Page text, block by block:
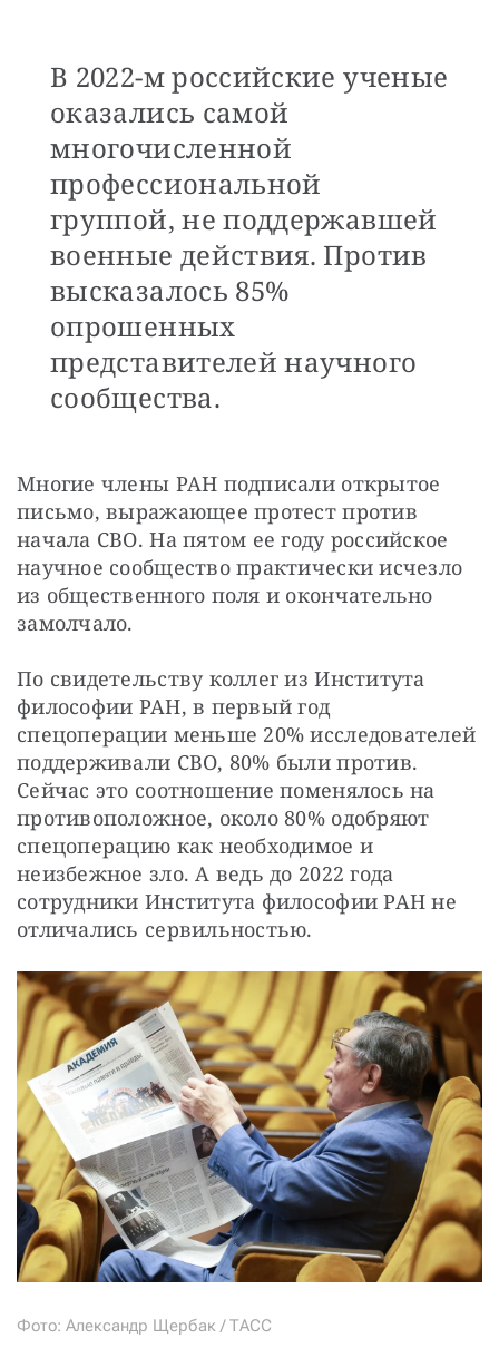
В 2022-м российские ученые
оказались самой
многочисленной
профессиональной
группой, не поддержавшей
военные действия. Против
высказалось 85%
опрошенных
представителей научного
сообщества.
Многие члены РАН подписали открытое
письмо, выражающее протест против
начала СВО. На пятом ее году российское
научное сообщество практически исчезло
из общественного поля и окончательно
замолчало.
По свидетельству коллег из Института
философии РАН, в первый год
спецоперации меньше 20% исследователей
поддерживали СВО, 80% были против.
Сейчас это соотношение поменялось на
противоположное, около 80% одобряют
спецоперацию как необходимое и
неизбежное зло. А ведь до 2022 года
сотрудники Института философии РАН не
отличались сервильностью.
Фото: Александр Щербак / ТАСС